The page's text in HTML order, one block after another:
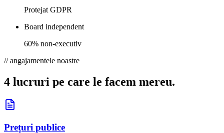
Protejat GDPR
Board independent
60% non-executiv
// angajamentele noastre
4 lucruri pe care le facem mereu.
Prețuri publice